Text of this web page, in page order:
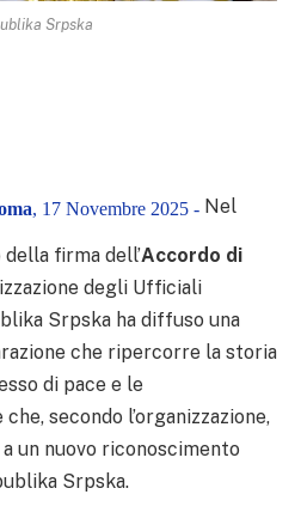
Srpska
, 17 Novembre 2025 - Nel
firma dell’Accordo di
degli Ufficiali
Srpska ha diffuso una
che ripercorre la storia
di pace e le
secondo l’organizzazione,
un nuovo riconoscimento
Srpska.